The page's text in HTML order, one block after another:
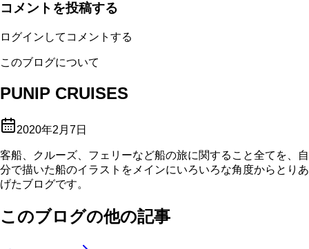
コメントを投稿する
ログインしてコメントする
このブログについて
PUNIP CRUISES
2020年2月7日
客船、クルーズ、フェリーなど船の旅に関すること全てを、自
分で描いた船のイラストをメインにいろいろな角度からとりあ
げたブログです。
このブログの他の記事